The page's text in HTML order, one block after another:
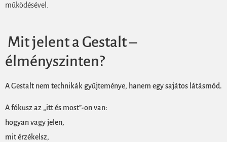
működésével.
Mit jelent a Gestalt –
élményszinten?
A Gestalt nem technikák gyűjteménye, hanem egy sajátos látásmód.
A fókusz az „itt és most”-on van:
hogyan vagy jelen,
mit érzékelsz,